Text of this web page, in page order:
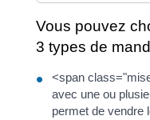
Vous pouvez
3 types de
<span
avec une ou
permet de vendre